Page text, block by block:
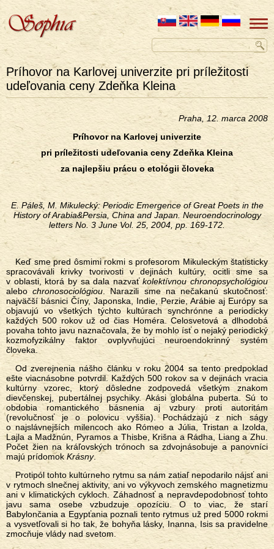
Príhovor na Karlovej univerzite pri príležitosti
udeľovania ceny Zdeňka Kleina
Praha, 12. marca 2008
Príhovor na Karlovej univerzite
pri príležitosti udeľovania ceny Zdeňka Kleina
za najlepšiu prácu o etológii človeka
E. Páleš, M. Mikulecký: Periodic Emergence of Great Poets in the
History of Arabia&Persia, China and Japan. Neuroendocrinology
letters No. 3 June Vol. 25, 2004, pp. 169-172.
Keď sme pred ôsmimi rokmi s profesorom Mikuleckým štatisticky
spracovávali krivky tvorivosti v dejinách kultúry, ocitli sme sa
v oblasti, ktorá by sa dala nazvaťkolektívnou chronopsychológiou
alebochronosociológiou . Narazili sme na nečakanú skutočnosť:
najväčší básnici Číny, Japonska, Indie, Perzie, Arábie aj Európy sa
objavujú vo všetkých týchto kultúrach synchrónne a periodicky
každých 500 rokov už od čias Homéra. Celosvetová a dlhodobá
povaha tohto javu naznačovala, že by mohlo ísť o nejaký periodický
kozmofyzikálny faktor ovplyvňujúci neuroendokrinný systém
človeka.
Od zverejnenia nášho článku v roku 2004 sa tento predpoklad
ešte viacnásobne potvrdil. Každých 500 rokov sa v dejinách vracia
kultúrny vzorec, ktorý dôsledne zodpovedá všetkým znakom
dievčenskej, pubertálnej psychiky. Akási globálna puberta. Sú to
obdobia romantického básnenia aj vzbury proti autoritám
(revolučnosť je o polovicu vyššia). Pochádzajú z nich ságy
o najslávnejších milencoch ako Rómeo a Júlia, Tristan a Izolda,
Lajla a Madžnún, Pyramos a Thisbe, Krišna a Rádha, Liang a Zhu.
Počet žien na kráľovských trónoch sa zdvojnásobuje a panovníci
majú prídomok Krásny.
Protipól tohto kultúrneho rytmu sa nám zatiaľ nepodarilo nájsť ani
v rytmoch slnečnej aktivity, ani vo výkyvoch zemského magnetizmu
ani v klimatických cykloch. Záhadnosť a nepravdepodobnosť tohto
javu sama osebe vzbudzuje opozíciu. O to viac, že starí
Babylončania a Egypťania poznali tento rytmus už pred 5000 rokmi
a vysvetľovali si ho tak, že bohyňa lásky, Inanna, Isis sa pravidelne
zmocňuje vlády nad svetom.